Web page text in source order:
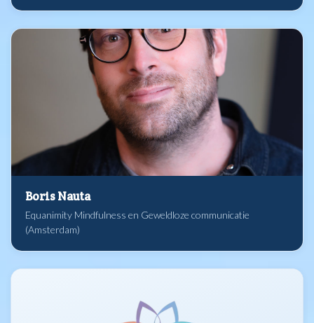
Boris Nauta
Equanimity Mindfulness en Geweldloze communicatie
(Amsterdam)